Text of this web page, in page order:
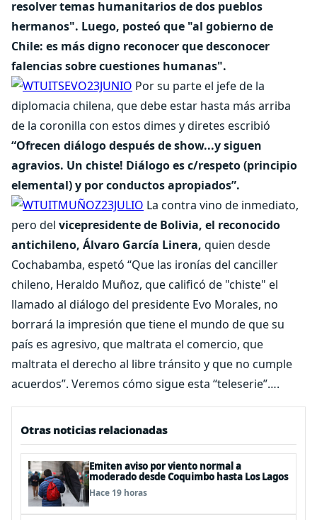
resolver temas humanitarios de dos pueblos
hermanos". Luego, posteó que "al gobierno de
Chile: es más digno reconocer que desconocer
falencias sobre cuestiones humanas".
Por su parte el jefe de la
diplomacia chilena, que debe estar hasta más arriba
de la coronilla con estos dimes y diretes escribió
“Ofrecen diálogo después de show...y siguen
agravios. Un chiste! Diálogo es c/respeto (principio
elemental) y por conductos apropiados”.
La contra vino de inmediato,
pero del vicepresidente de Bolivia, el reconocido
antichileno, Álvaro García Linera, quien desde
Cochabamba, espetó “Que las ironías del canciller
chileno, Heraldo Muñoz, que calificó de "chiste" el
llamado al diálogo del presidente Evo Morales, no
borrará la impresión que tiene el mundo de que su
país es agresivo, que maltrata el comercio, que
maltrata el derecho al libre tránsito y que no cumple
acuerdos”. Veremos cómo sigue esta “teleserie”….
Otras noticias relacionadas
Emiten aviso por viento normal a
moderado desde Coquimbo hasta Los Lagos
Hace 19 horas